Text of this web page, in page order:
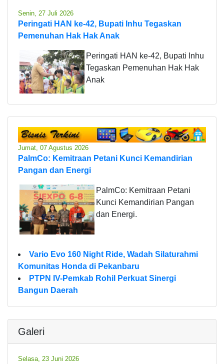
Senin, 27 Juli 2026
Peringati HAN ke-42, Bupati Inhu Tegaskan
Pemenuhan Hak Hak Anak
Peringati HAN ke-42, Bupati Inhu
Tegaskan Pemenuhan Hak Hak
Anak
Jumat, 07 Agustus 2026
PalmCo: Kemitraan Petani Kunci Kemandirian
Pangan dan Energi
PalmCo: Kemitraan Petani
Kunci Kemandirian Pangan
dan Energi.
Vario Evo 160 Night Ride, Wadah Silaturahmi
Komunitas Honda di Pekanbaru
PTPN IV-Pemkab Rohil Perkuat Sinergi
Bangun Daerah
Galeri
Selasa, 23 Juni 2026